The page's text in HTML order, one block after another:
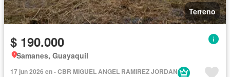
Terreno
$ 190.000
Samanes, Guayaquil
17 jun 2026 en - CBR MIGUEL ANGEL RAMIREZ JORDAN